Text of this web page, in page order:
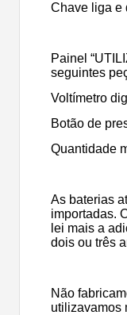
Chave liga e
Painel
seguintes
Voltímetro
Botão de
Quantidade
As baterias
importadas.
lei mais a
dois ou três
Não
utilizavamos